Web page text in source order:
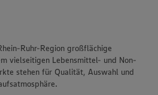
Ruhr-Region großflächige
vielseitigen Lebensmittel- und Non-
stehen für Qualität, Auswahl und